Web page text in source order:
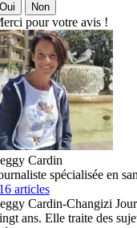
Non
pour votre avis !
Cardin
spécialisée en
articles
Cardin-Changizi
ans. Elle traite des